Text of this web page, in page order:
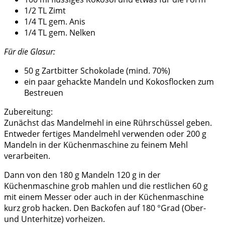
1/2 TL Zimt
1/4 TL gem. Anis
1/4 TL gem. Nelken
Für die Glasur:
50 g Zartbitter Schokolade (mind. 70%)
ein paar gehackte Mandeln und Kokosflocken zum
Bestreuen
Zubereitung:
Zunächst das Mandelmehl in eine Rührschüssel geben.
Entweder fertiges Mandelmehl verwenden oder 200 g
Mandeln in der Küchenmaschine zu feinem Mehl
verarbeiten.
Dann von den 180 g Mandeln 120 g in der
Küchenmaschine grob mahlen und die restlichen 60 g
mit einem Messer oder auch in der Küchenmaschine
kurz grob hacken. Den Backofen auf 180 °Grad (Ober-
und Unterhitze) vorheizen.